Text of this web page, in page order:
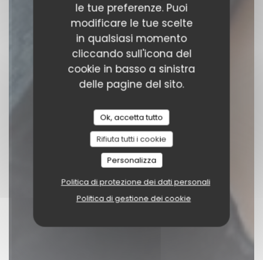
le tue preferenze. Puoi
modificare le tue scelte
in qualsiasi momento
cliccando sull'icona del
cookie in basso a sinistra
delle pagine del sito.
Ok, accetta tutto
Rifiuta tutti i cookie
Personalizza
Politica di protezione dei dati personali
Politica di gestione dei cookie